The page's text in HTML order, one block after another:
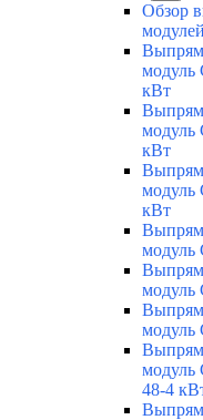
Обзор
модуль
кВт
модуль
кВт
модуль
кВт
модуль
модуль
модуль
модуль
48-4